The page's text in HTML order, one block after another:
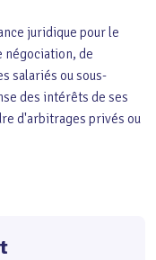
juridique pour le
négociation, de
salariés ou sous-
des intérêts de ses
d'arbitrages privés ou